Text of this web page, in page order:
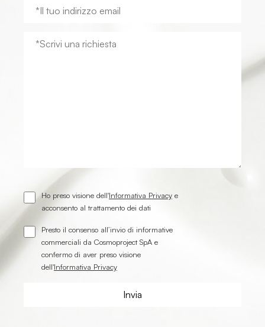
Ho preso visione dell'Informativa Privacy e
acconsento al trattamento dei dati
Presto il consenso all’invio di informative
commerciali da Cosmoproject SpA e
confermo di aver preso visione
dell'Informativa Privacy